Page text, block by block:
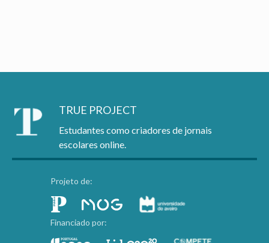
TRUE PROJECT
Estudantes como criadores de jornais
escolares online.
Projeto de:
Financiado por: